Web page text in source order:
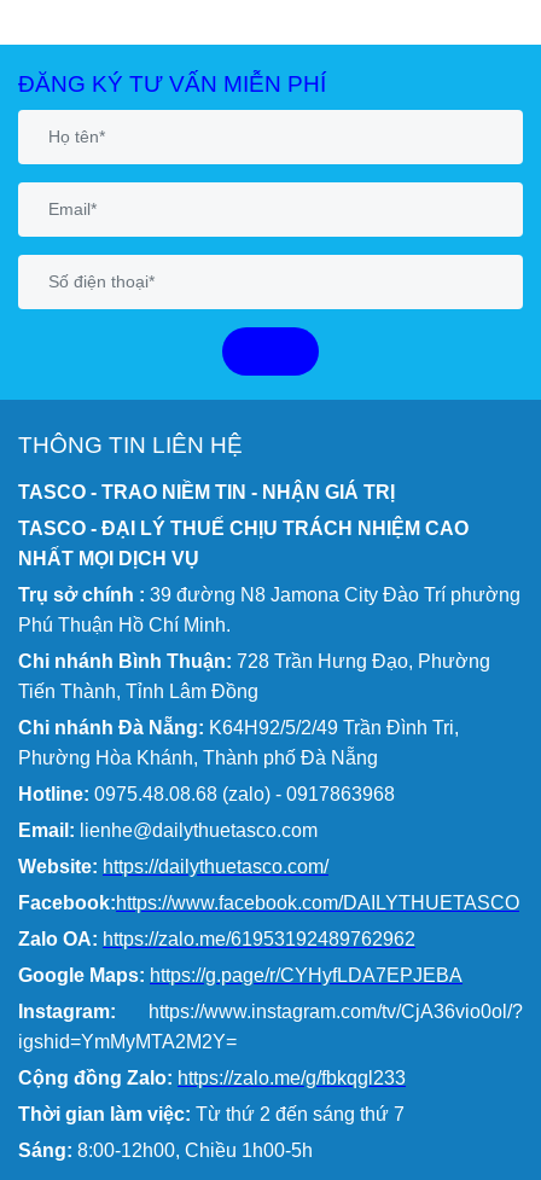
ĐĂNG KÝ TƯ VẤN MIỄN PHÍ
THÔNG TIN LIÊN HỆ
TASCO - TRAO NIỀM TIN - NHẬN GIÁ TRỊ
TASCO - ĐẠI LÝ THUẾ CHỊU TRÁCH NHIỆM CAO
NHẤT MỌI DỊCH VỤ
Trụ sở chính : 39 đường N8 Jamona City Đào Trí phường
Phú Thuận Hồ Chí Minh.
Chi nhánh Bình Thuận: 728 Trần Hưng Đạo, Phường
Tiến Thành, Tỉnh Lâm Đồng
Chi nhánh Đà Nẵng: K64H92/5/2/49 Trần Đình Tri,
Phường Hòa Khánh, Thành phố Đà Nẵng
Hotline: 0975.48.08.68 (zalo) - 0917863968
Email: lienhe@dailythuetasco.com
Website: https://dailythuetasco.com/
Facebook:https://www.facebook.com/DAILYTHUETASCO
Zalo OA: https://zalo.me/61953192489762962
Google Maps: https://g.page/r/CYHyfLDA7EPJEBA
Instagram:
https://www.instagram.com/tv/CjA36vio0ol/?
igshid=YmMyMTA2M2Y=
Cộng đồng Zalo: https://zalo.me/g/fbkqgl233
Thời gian làm việc: Từ thứ 2 đến sáng thứ 7
Sáng: 8:00-12h00, Chiều 1h00-5h